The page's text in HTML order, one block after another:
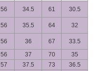
56 34.5 61
30.5
56 35.5 64
32
56 36 67
33.5
56 37 70
35
57 37.5 73
36.5